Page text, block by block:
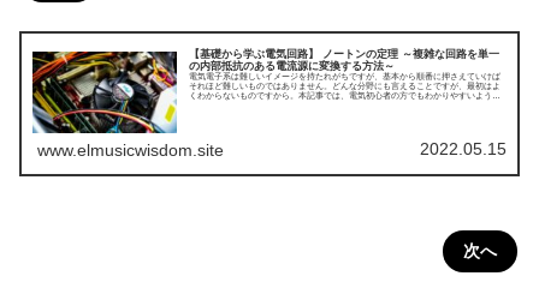
【基礎から学ぶ電気回路】 ノートンの定理 ～複雑な回路を単一
の内部抵抗のある電流源に変換する方法～
電気電子系は難しいイメージを持たれがちですが、基本から順番に押さえていけば
それほど難しいものではありません。どんな分野にも言えることですが、最初はよ
くわからないものですから。本記事では、電気初心者の方でもわかりやすいよう
www.elmusicwisdom.site 2022.05.15
次へ